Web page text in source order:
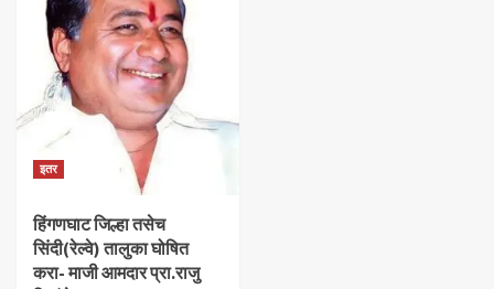
इतर
हिंगणघाट जिल्हा तसेच
सिंदी(रेल्वे) तालुका घोषित
करा- माजी आमदार प्रा.राजु